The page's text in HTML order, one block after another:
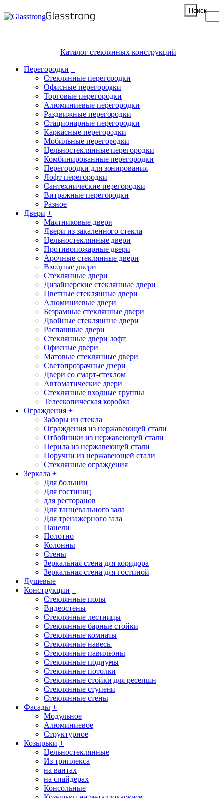
Поиск
Каталог стеклянных конструкций
Перегородки +
Стеклянные перегородки
Офисные перегородки
Торговые перегородки
Алюминиевые перегородки
Раздвижные перегородки
Стационарные перегородки
Каркасные перегородки
Мобильные перегородки
Цельностеклянные перегородки
Комбинированные перегородки
Перегородки для зонирования
Лофт перегородки
Сантехнические перегородки
Витражные перегородки
Разное
Двери +
Маятниковые двери
Двери из закаленного стекла
Цельностеклянные двери
Противопожарные двери
Арочные стеклянные двери
Входные двери
Стеклянные двери
Дизайнерские стеклянные двери
Цветные стеклянные двери
Алюминиевые двери
Безрамные стеклянные двери
Двойные стеклянные двери
Распашные двери
Стеклянные двери лофт
Офисные двери
Матовые стеклянные двери
Светопрозрачные двери
Двери со смарт-стеклом
Автоматические двери
Стеклянные входные группы
Телескопическая коробка
Ограждения +
Заборы из стекла
Ограждения из нержавеющей стали
Отбойники из нержавеющей стали
Перила из нержавеющей стали
Поручни из нержавеющей стали
Стеклянные ограждения
Зеркала +
Для больниц
Для гостиниц
для ресторанов
Для танцевального зала
Для тренажерного зала
Панели
Полотно
Колонны
Стены
Зеркальная стена для коридора
Зеркальная стена для гостиной
Душевые
Конструкции +
Стеклянные полы
Видеостены
Стеклянные лестницы
Стеклянные барные стойки
Стеклянные комнаты
Стеклянные навесы
Стеклянные павильоны
Стеклянные подиумы
Стеклянные потолки
Стеклянные стойки для ресепшн
Стеклянные ступени
Стеклянные стены
Фасады +
Модульное
Алюминиевое
Структурное
Козырьки +
Цельностеклянные
Из триплекса
на вантах
на спайдерах
Консольные